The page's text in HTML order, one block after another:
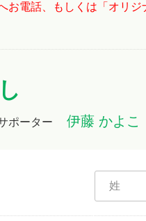
お電話、もしくは「オリ
ポーター 伊藤 かよこ